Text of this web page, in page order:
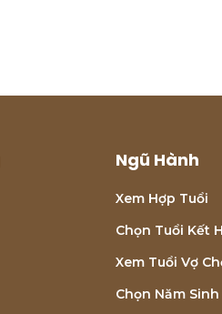
Ngũ Hành
Xem Hợp Tuổi
Chọn Tuổi Kết
Xem Tuổi Vợ
Chọn Năm Sinh